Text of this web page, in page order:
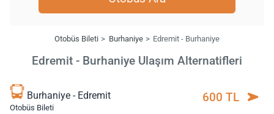
Otobüs Bileti Burhaniye Edremit - Burhaniye
Edremit - Burhaniye Ulaşım Alternatifleri
Burhaniye - Edremit
Otobüs Bileti
600 TL